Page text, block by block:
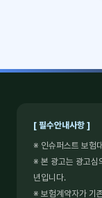
[ 필수안내사항 ]
※ 인슈퍼스트 보험
※ 본 광고는 광고심
년입니다.
※ 보험계약자가 기